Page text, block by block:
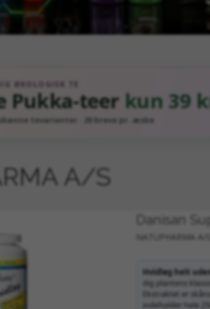
ØKOLOGISK TE
Pukka-teer kun 39
tevarianter · 20 breve pr. æske
A/S
Danisan
NATUPHARMA A/S
Hvidløg helt
dig plantens
Ekstraktet er
indeholder hele